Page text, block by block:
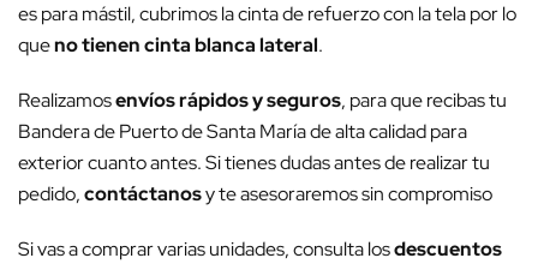
es para mástil, cubrimos la cinta de refuerzo con la tela por lo
queno tienen cinta blanca lateral.
Realizamosenvíos rápidos y seguros, para que recibas tu
Bandera de Puerto de Santa María de alta calidad para
exterior cuanto antes. Si tienes dudas antes de realizar tu
pedido,contáctanosy te asesoraremos sin compromiso
Si vas a comprar varias unidades, consulta losdescuentos